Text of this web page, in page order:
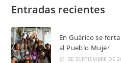
Entradas recientes
En Guárico se
al Pueblo Mujer
21 DE SEPTIEMBRE DE